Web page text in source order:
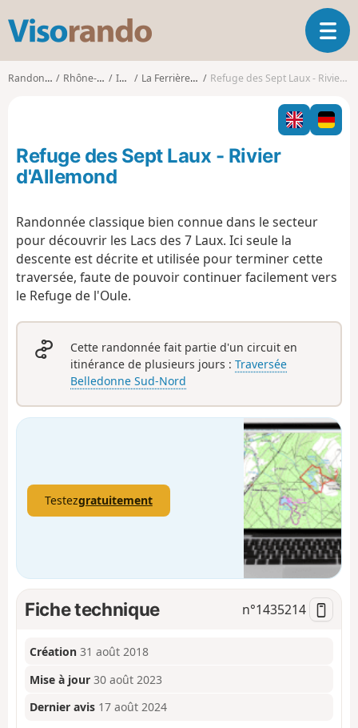
s
o
o
O
u
i
r
l
t
n
Randonnées Rhône-Alpes Isère La Ferrière (Isère) Refuge des Sept Laux - Rivier d'Allemond
Refuge des Sept Laux - Rivier
d'Allemond
Randonnée classique bien connue dans le secteur
pour découvrir les Lacs des 7 Laux. Ici seule la
descente est décrite et utilisée pour terminer cette
traversée, faute de pouvoir continuer facilement vers
le Refuge de l'Oule.
Cette randonnée fait partie d'un circuit en
itinérance de plusieurs jours :Traversée
Belledonne Sud-Nord
Testezgratuitement
Fiche technique n°1435214
Création 31 août 2018
Mise à jour 30 août 2023
Dernier avis 17 août 2024